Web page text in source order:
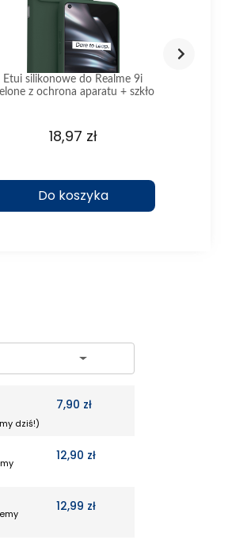
Etui silikonowe do Realme 9i
z ochrona aparatu + szkło
18,97 zł
Do koszyka
dziś!)
7,90 zł
12,90 zł
12,99 zł